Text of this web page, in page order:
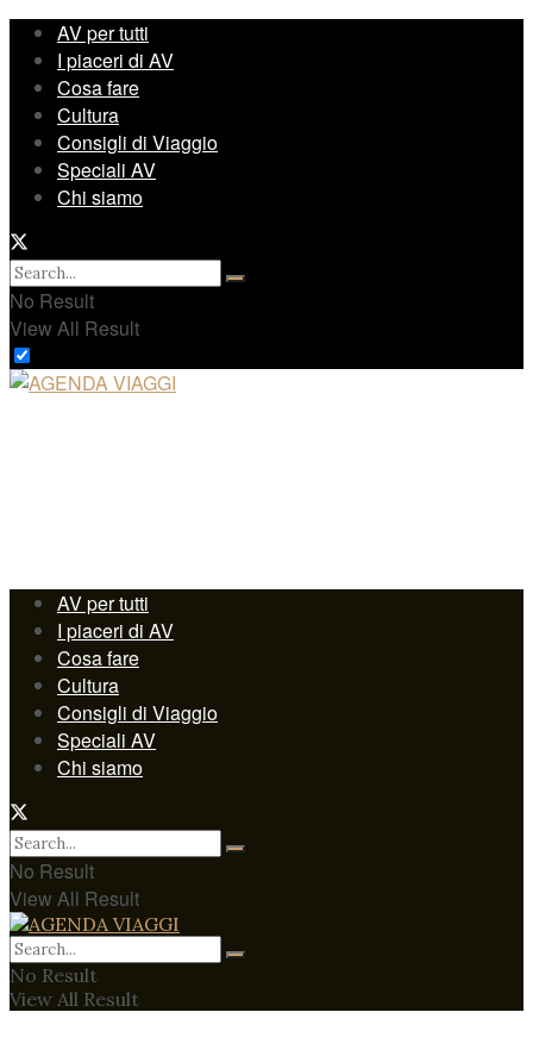
AV per tutti
I piaceri di AV
Cosa fare
Cultura
Consigli di Viaggio
Speciali AV
Chi siamo
No Result
View All Result
AV per tutti
I piaceri di AV
Cosa fare
Cultura
Consigli di Viaggio
Speciali AV
Chi siamo
No Result
View All Result
No Result
View All Result